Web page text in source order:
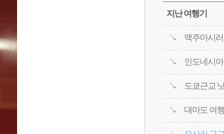
지난 여행기
맥주마시
인도네시
도쿄근교
대마도 여행